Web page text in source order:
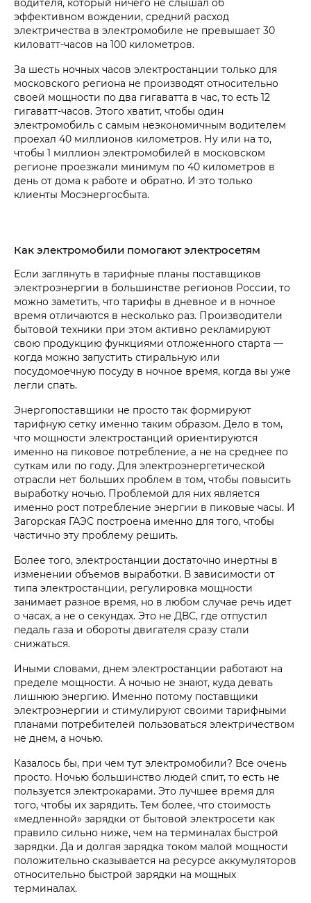
эффективном вождении, средний расход
электричества в электромобиле не превышает 30
киловатт-часов на 100 километров.
За шесть ночных часов электростанции только для
московского региона не производят относительно
своей мощности по два гигаватта в час, то есть 12
гигаватт-часов. Этого хватит, чтобы один
электромобиль с самым неэкономичным водителем
проехал 40 миллионов километров. Ну или на то,
чтобы 1 миллион электромобилей в московском
регионе проезжали минимум по 40 километров в
день от дома к работе и обратно. И это только
клиенты Мосэнергосбыта.
Как электромобили помогают электросетям
Если заглянуть в тарифные планы поставщиков
электроэнергии в большинстве регионов России, то
можно заметить, что тарифы в дневное и в ночное
время отличаются в несколько раз. Производители
бытовой техники при этом активно рекламируют
свою продукцию функциями отложенного старта —
когда можно запустить стиральную или
посудомоечную посуду в ночное время, когда вы уже
легли спать.
Энергопоставщики не просто так формируют
тарифную сетку именно таким образом. Дело в том,
что мощности электростанций ориентируются
именно на пиковое потребление, а не на среднее по
суткам или по году. Для электроэнергетической
отрасли нет больших проблем в том, чтобы повысить
выработку ночью. Проблемой для них является
именно рост потребление энергии в пиковые часы. И
Загорская ГАЭС построена именно для того, чтобы
частично эту проблему решить.
Более того, электростанции достаточно инертны в
изменении объемов выработки. В зависимости от
типа электростанции, регулировка мощности
занимает разное время, но в любом случае речь идет
о часах, а не о секундах. Это не ДВС, где отпустил
педаль газа и обороты двигателя сразу стали
снижаться.
Иными словами, днем электростанции работают на
пределе мощности. А ночью не знают, куда девать
лишнюю энергию. Именно потому поставщики
электроэнергии и стимулируют своими тарифными
планами потребителей пользоваться электричеством
не днем, а ночью.
Казалось бы, при чем тут электромобили? Все очень
просто. Ночью большинство людей спит, то есть не
пользуется электрокарами. Это лучшее время для
того, чтобы их зарядить. Тем более, что стоимость
«медленной» зарядки от бытовой электросети как
правило сильно ниже, чем на терминалах быстрой
зарядки. Да и долгая зарядка током малой мощности
положительно сказывается на ресурсе аккумуляторов
относительно быстрой зарядки на мощных
терминалах.